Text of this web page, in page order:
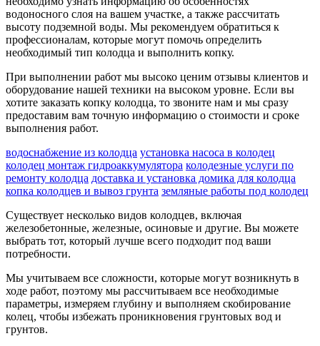
водоносного слоя на вашем участке, а также рассчитать
высоту подземной воды. Мы рекомендуем обратиться к
профессионалам, которые могут помочь определить
необходимый тип колодца и выполнить копку.
При выполнении работ мы высоко ценим отзывы клиентов и
оборудование нашей техники на высоком уровне. Если вы
хотите заказать копку колодца, то звоните нам и мы сразу
предоставим вам точную информацию о стоимости и сроке
выполнения работ.
водоснабжение из колодца установка насоса в колодец
колодец монтаж гидроаккумулятора колодезные услуги по
ремонту колодца доставка и установка домика для колодца
копка колодцев и вывоз грунта земляные работы под колодец
Существует несколько видов колодцев, включая
железобетонные, железные, осиновые и другие. Вы можете
выбрать тот, который лучше всего подходит под ваши
потребности.
Мы учитываем все сложности, которые могут возникнуть в
ходе работ, поэтому мы рассчитываем все необходимые
параметры, измеряем глубину и выполняем скобирование
колец, чтобы избежать проникновения грунтовых вод и
грунтов.